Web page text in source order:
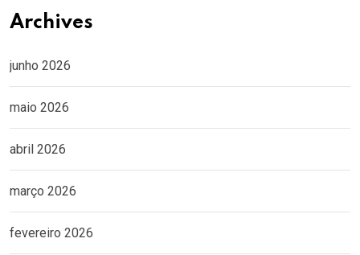
Archives
junho 2026
maio 2026
abril 2026
março 2026
fevereiro 2026